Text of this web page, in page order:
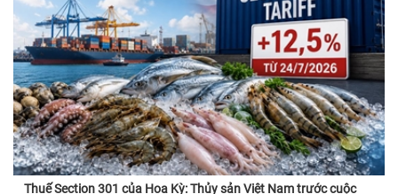
Thuế Section 301 của Hoa Kỳ: Thủy sản Việt Nam trước cuộc